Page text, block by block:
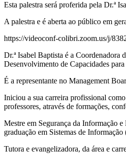
Esta palestra será proferida pela Dr.ª
A palestra e é aberta ao público em
https://videoconf-colibri.zoom.us/j/
Dr.ª Isabel Baptista é a Coordenadora
Desenvolvimento de Capacidades
É a representante no Management
Iniciou a sua carreira profissional
professores, através de formações,
Mestre em Segurança da Informação
graduação em Sistemas de
Tutora e evangelizadora, da área e